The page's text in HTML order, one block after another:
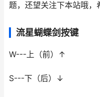
题，还望关注下本站哦，
流星蝴蝶剑按键
W---上（前）↑
S---下（后）↓